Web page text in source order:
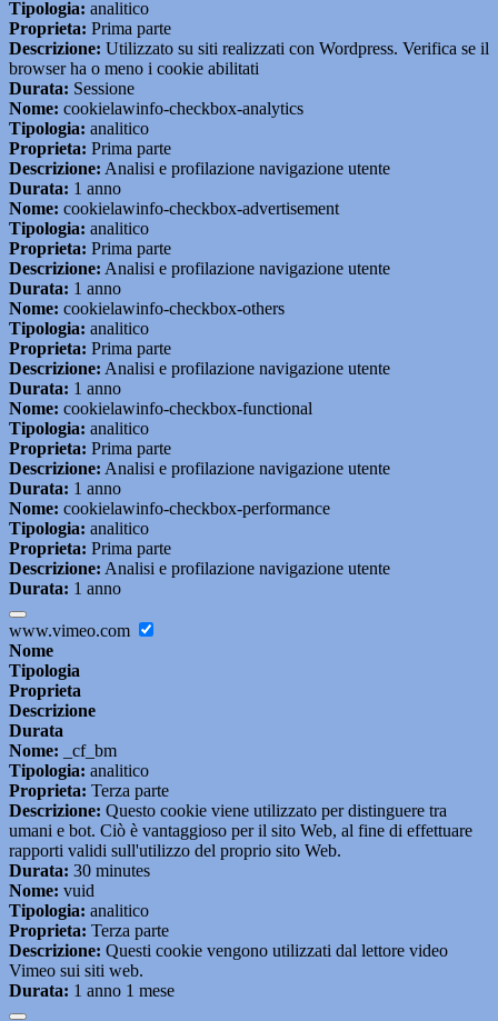
Tipologia: analitico
Proprieta: Prima parte
Descrizione: Utilizzato su siti realizzati con Wordpress. Verifica se il
browser ha o meno i cookie abilitati
Durata: Sessione
Nome: cookielawinfo-checkbox-analytics
Tipologia: analitico
Proprieta: Prima parte
Descrizione: Analisi e profilazione navigazione utente
Durata: 1 anno
Nome: cookielawinfo-checkbox-advertisement
Tipologia: analitico
Proprieta: Prima parte
Descrizione: Analisi e profilazione navigazione utente
Durata: 1 anno
Nome: cookielawinfo-checkbox-others
Tipologia: analitico
Proprieta: Prima parte
Descrizione: Analisi e profilazione navigazione utente
Durata: 1 anno
Nome: cookielawinfo-checkbox-functional
Tipologia: analitico
Proprieta: Prima parte
Descrizione: Analisi e profilazione navigazione utente
Durata: 1 anno
Nome: cookielawinfo-checkbox-performance
Tipologia: analitico
Proprieta: Prima parte
Descrizione: Analisi e profilazione navigazione utente
Durata: 1 anno
www.vimeo.com
Nome
Tipologia
Proprieta
Descrizione
Durata
Nome: _cf_bm
Tipologia: analitico
Proprieta: Terza parte
Descrizione: Questo cookie viene utilizzato per distinguere tra
umani e bot. Ciò è vantaggioso per il sito Web, al fine di effettuare
rapporti validi sull'utilizzo del proprio sito Web.
Durata: 30 minutes
Nome: vuid
Tipologia: analitico
Proprieta: Terza parte
Descrizione: Questi cookie vengono utilizzati dal lettore video
Vimeo sui siti web.
Durata: 1 anno 1 mese